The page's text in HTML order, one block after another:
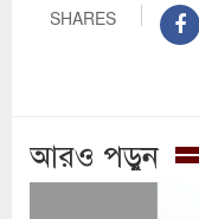
SHARES
আরও পড়ুন